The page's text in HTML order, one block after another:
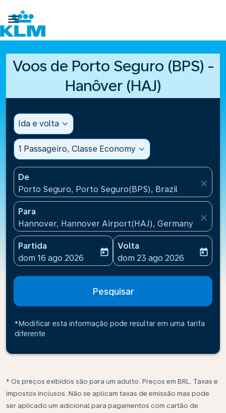

Voos de Porto Seguro (BPS) -
Hanôver (HAJ)
Ida e volta expand_more
1 Passageiro, Classe Economy expand_more
De
Porto Seguro, Porto Seguro(BPS), Brazil
close
Para
Hannover, Hannover Airport(HAJ), Germany
close
Partida
fc-booking-departure-date-aria-label
dom 16 ago 2026
today
Volta
fc-booking-return-date-
dom 23 ago 2026
today
Pesquisar
*Modificar esta informação pode resultar em uma tarifa
diferente
* Os preços exibidos são para um adulto. Preços em BRL. Taxas e
impostos inclusos. Não se aplicam taxas de emissão mas pode
ser aplicado um adicional para pagamentos com cartão de